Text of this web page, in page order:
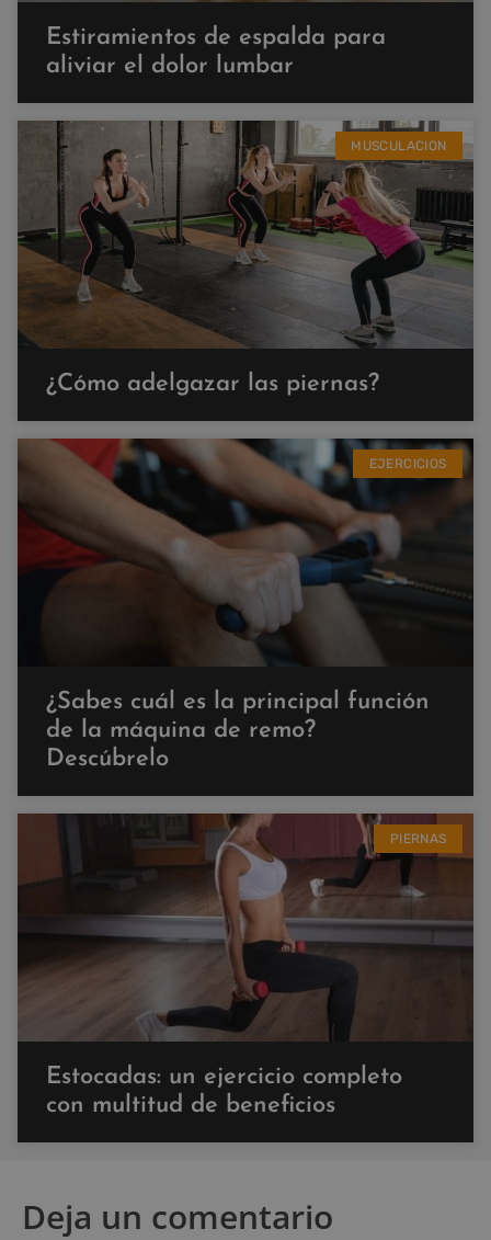
Estiramientos de espalda para
aliviar el dolor lumbar
MUSCULACION
¿Cómo adelgazar las piernas?
EJERCICIOS
¿Sabes cuál es la principal función
de la máquina de remo?
Descúbrelo
PIERNAS
Estocadas: un ejercicio completo
con multitud de beneficios
Deja un comentario